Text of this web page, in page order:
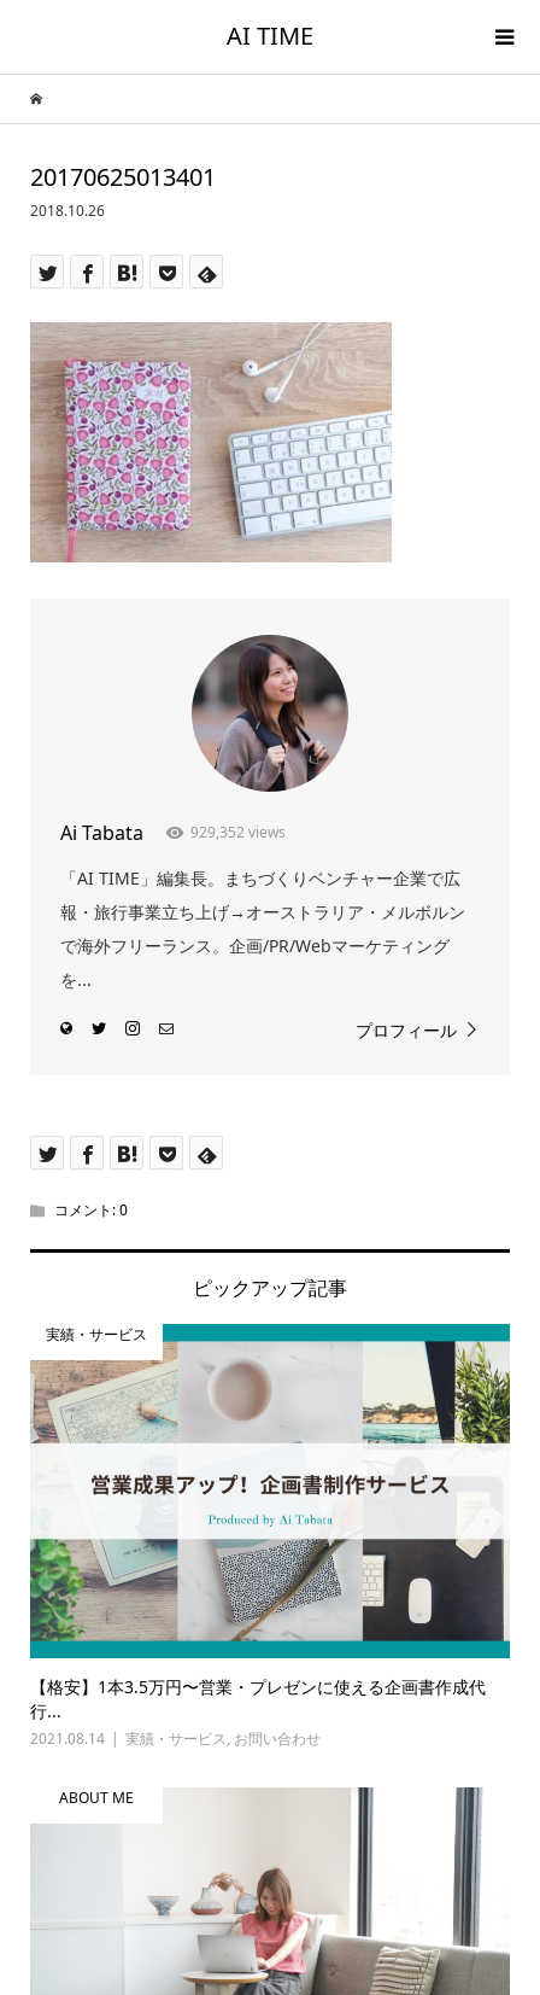
AI TIME
20170625013401
2018.10.26
Ai Tabata 929,352 views
「AI TIME」編集長。まちづくりベンチャー企業で広
報・旅行事業立ち上げ→オーストラリア・メルボルン
で海外フリーランス。企画/PR/Webマーケティング
を...
プロフィール
コメント:0
ピックアップ記事
実績・サービス
【格安】1本3.5万円〜営業・プレゼンに使える企画書作成代
行...
2021.08.14 実績・サービス, お問い合わせ
ABOUT ME